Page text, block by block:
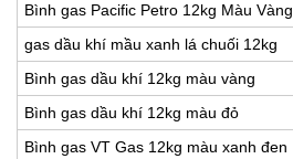
Bình gas Pacific Petro 12kg Màu Vàng
gas dầu khí mầu xanh lá chuối 12kg
Bình gas dầu khí 12kg màu vàng
Bình gas dầu khí 12kg màu đỏ
Bình gas VT Gas 12kg màu xanh đen